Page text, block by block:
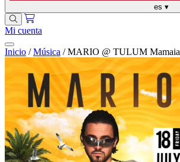
es ▾
Mi cuenta
Inicio / Música / MARIO @ TULUM Mamaia